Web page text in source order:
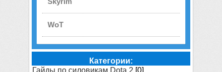
WoT
Категории:
Гайды по силовикам Dota 2 [0]